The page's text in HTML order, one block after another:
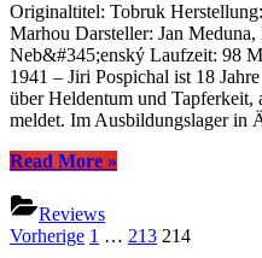
Originaltitel: Tobruk
Marhou Darsteller: Jan
Neb&#345;enský Laufzeit: 98
1941 – Jiri Pospichal ist 18
über Heldentum und
meldet. Im Ausbildungslager in
Read More“Tobruk
»
Reviews
Seitennummerierung
Vorherige 1 … 213 214